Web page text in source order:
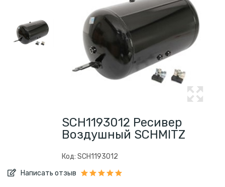
SCH1193012 Ресивер
Воздушный SCHMITZ
Код: SCH1193012
Написать отзыв